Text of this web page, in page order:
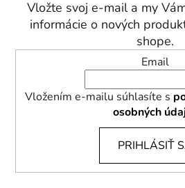
Vložte svoj e-mail a my
informácie o nových
shope.
Email
Vložením e-mailu súhlasíte s
osobných
PRIHLÁSIŤ